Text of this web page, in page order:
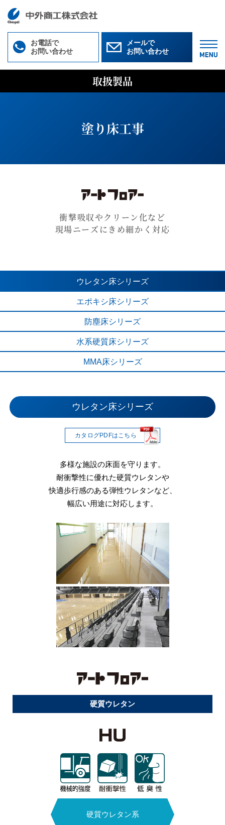
お電話で
お問い合わせ
メールで
お問い合わせ
取扱製品
塗り床工事
衝撃吸収やクリーン化など
現場ニーズにきめ細かく対応
ウレタン床シリーズ
エポキシ床シリーズ
防塵床シリーズ
水系硬質床シリーズ
MMA床シリーズ
ウレタン床シリーズ
カタログPDFはこちら
多様な施設の床面を守ります。
耐衝撃性に優れた硬質ウレタンや
快適歩行感のある弾性ウレタンなど、
幅広い用途に対応します。
硬質ウレタン
硬質ウレタン系
エポキシ床シリーズ
カタログPDFはこちら
耐食性・導電性・抗菌性・耐熱水性
といったさまざまな機能を備え、
産業施設や電子機器施設、バイオ
クリーンルーム、食品工場などに対応。
耐食床
無溶剤型
エポキシ系
防塵床シリーズ
カタログPDFはこちら
コンクリート・モルタルからの
粉塵の発生を長期にわたり防止。
クリーンでカラフルな空間を
低コストで実現します。
エポキシ系
水系硬質ウレタン床シリーズ
カタログPDFはこちら
耐熱・耐熱水・耐薬品性に加え、
フォークリフトなどによる
耐荷重性にも優れた低臭性の高機能床材。
過酷な使用条件に適応します。
MMA系 速硬化性耐食床シリーズ
カタログPDFはこちら
速硬化性で工期の短縮が図れます。
耐食・耐熱性はもちろん、
物理強度および耐候性にも
優れています。
スタンダードタイプ
MMA樹脂系